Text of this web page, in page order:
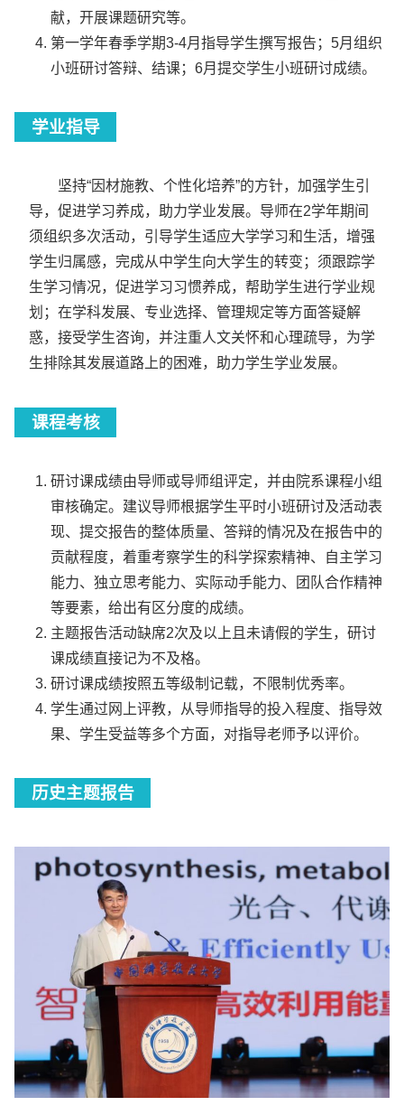
献，开展课题研究等。
第一学年春季学期3-4月指导学生撰写报告；5月组织
小班研讨答辩、结课；6月提交学生小班研讨成绩。
学业指导
坚持“因材施教、个性化培养”的方针，加强学生引
导，促进学习养成，助力学业发展。导师在2学年期间
须组织多次活动，引导学生适应大学学习和生活，增强
学生归属感，完成从中学生向大学生的转变；须跟踪学
生学习情况，促进学习习惯养成，帮助学生进行学业规
划；在学科发展、专业选择、管理规定等方面答疑解
惑，接受学生咨询，并注重人文关怀和心理疏导，为学
生排除其发展道路上的困难，助力学生学业发展。
课程考核
研讨课成绩由导师或导师组评定，并由院系课程小组
审核确定。建议导师根据学生平时小班研讨及活动表
现、提交报告的整体质量、答辩的情况及在报告中的
贡献程度，着重考察学生的科学探索精神、自主学习
能力、独立思考能力、实际动手能力、团队合作精神
等要素，给出有区分度的成绩。
主题报告活动缺席2次及以上且未请假的学生，研讨
课成绩直接记为不及格。
研讨课成绩按照五等级制记载，不限制优秀率。
学生通过网上评教，从导师指导的投入程度、指导效
果、学生受益等多个方面，对指导老师予以评价。
历史主题报告